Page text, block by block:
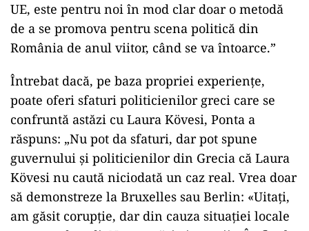
UE, este pentru noi în mod clar doar o metodă
de a se promova pentru scena politică din
România de anul viitor, când se va întoarce.”
Întrebat dacă, pe baza propriei experiențe,
poate oferi sfaturi politicienilor greci care se
confruntă astăzi cu Laura Kövesi, Ponta a
răspuns: „Nu pot da sfaturi, dar pot spune
guvernului și politicienilor din Grecia că Laura
Kövesi nu caută niciodată un caz real. Vrea doar
să demonstreze la Bruxelles sau Berlin: «Uitați,
am găsit corupție, dar din cauza situației locale